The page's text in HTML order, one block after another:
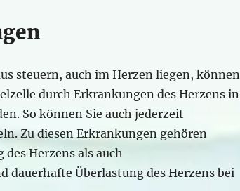
steuern, auch im Herzen liegen, können
durch Erkrankungen des Herzens in
So können Sie auch jederzeit
Zu diesen Erkrankungen gehören
Herzens als auch
dauerhafte Überlastung des Herzens bei